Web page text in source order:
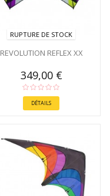
RUPTURE DE STOCK
REVOLUTION REFLEX XX
349,00 €
DÉTAILS